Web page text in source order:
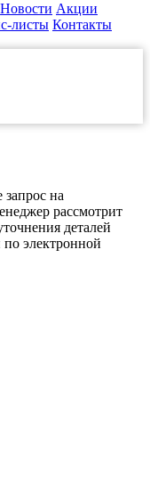
Новости Акции
листы Контакты
на
рассмотрит
деталей
электронной